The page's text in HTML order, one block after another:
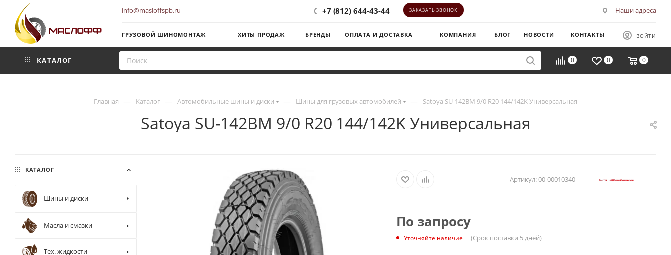
info@masloffspb.ru +7 (812) 644-43-44 ЗАКАЗАТЬ ЗВОНОК Наши адреса
ГРУЗОВОЙ ШИНОМОНТАЖ ХИТЫ ПРОДАЖ БРЕНДЫ ОПЛАТА И ДОСТАВКА КОМПАНИЯ БЛОГ НОВОСТИ КОНТАКТЫ ВОЙТИ
КАТАЛОГ 0 0 0
Главная — Каталог — Автомобильные шины и диски — Шины для грузовых автомобилей — Satoya SU-142BM 9/0 R20 144/142K Универсальная
Satoya SU-142BM 9/0 R20 144/142K Универсальная
Артикул:00-00010340
По запросу
Уточняйте наличие (Срок поставки 5 дней)
КАТАЛОГ
Шины и диски
Масла и смазки
Тех. жидкости